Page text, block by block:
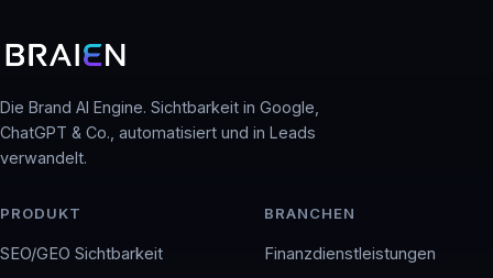
Die Brand AI Engine. Sichtbarkeit in Google,
ChatGPT & Co., automatisiert und in Leads
verwandelt.
PRODUKT
SEO/GEO Sichtbarkeit
BRANCHEN
Finanzdienstleistungen